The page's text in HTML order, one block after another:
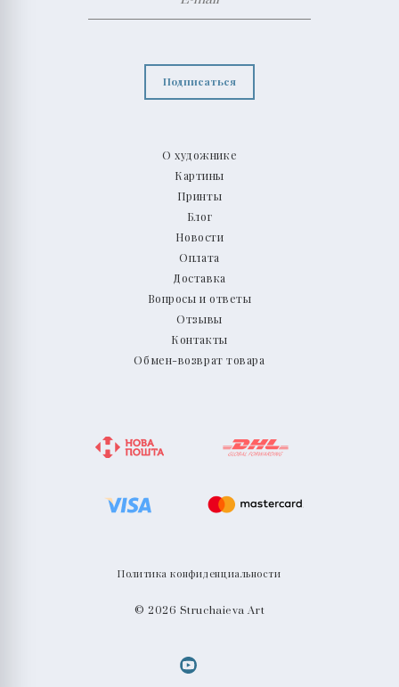
О художнике
Картины
Принты
Блог
Новости
Оплата
Доставка
Вопросы и ответы
Отзывы
Контакты
Обмен-возврат товара
Подписаться
Политика конфиденциальности
© 2026 Struchaieva Art